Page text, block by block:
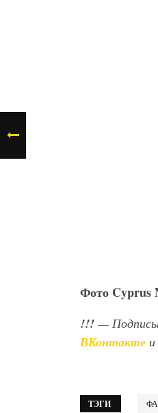
Фото Cyprus
!!! —
ВКонтакте
ТЭГИ